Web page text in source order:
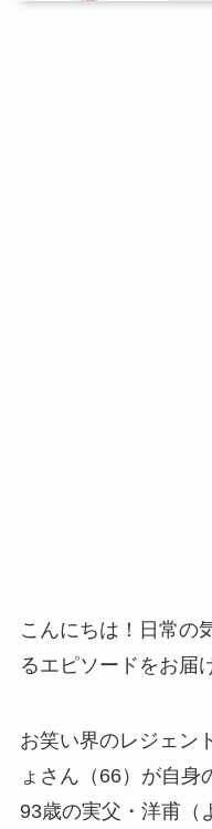
こんにちは！日常の
るエピソードをお届
お笑い界のレジェン
ょさん（66）が自身
93歳の実父・洋甫（